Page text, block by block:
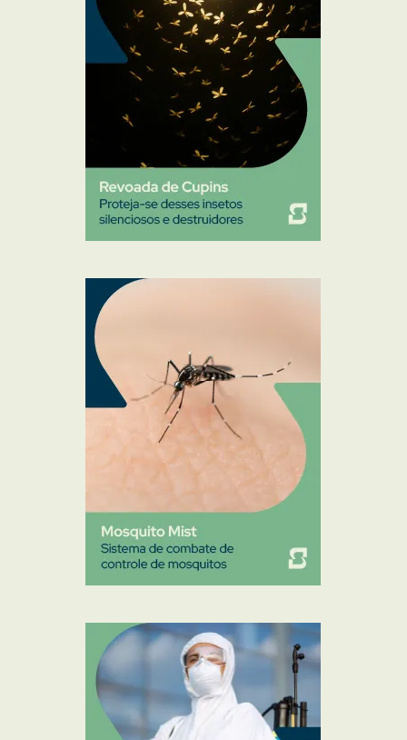
Pulgas e Carrapatos
Ratos
Sanitização
Traças